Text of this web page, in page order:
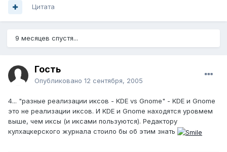
Цитата
9 месяцев спустя...
Гость
Опубликовано 12 сентября, 2005
4... "разные реализации иксов - KDE vs Gnome" - KDE и Gnome
это не реализации иксов. И KDE и Gnome находятся уровмем
выше, чем иксы (и иксами пользуются). Редактору
кулхацкерского журнала стоило бы об этим знать